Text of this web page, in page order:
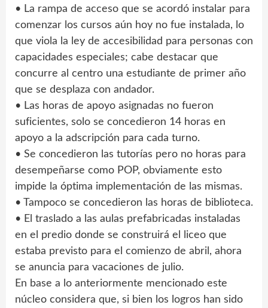
• La rampa de acceso que se acordó instalar para
comenzar los cursos aún hoy no fue instalada, lo
que viola la ley de accesibilidad para personas con
capacidades especiales; cabe destacar que
concurre al centro una estudiante de primer año
que se desplaza con andador.
• Las horas de apoyo asignadas no fueron
suficientes, solo se concedieron 14 horas en
apoyo a la adscripción para cada turno.
• Se concedieron las tutorías pero no horas para
desempeñarse como POP, obviamente esto
impide la óptima implementación de las mismas.
• Tampoco se concedieron las horas de biblioteca.
• El traslado a las aulas prefabricadas instaladas
en el predio donde se construirá el liceo que
estaba previsto para el comienzo de abril, ahora
se anuncia para vacaciones de julio.
En base a lo anteriormente mencionado este
núcleo considera que, si bien los logros han sido